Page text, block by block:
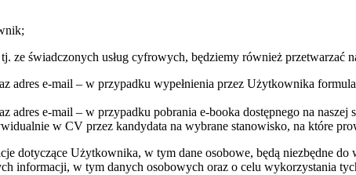
świadczonych usług cyfrowych, będziemy również przetwarzać
e-mail – w przypadku wypełnienia przez Użytkownika
e-mail – w przypadku pobrania e-booka dostępnego na naszej
w CV przez kandydata na wybrane stanowisko, na które
dotyczące Użytkownika, w tym dane osobowe, będą niezbędne do
informacji, w tym danych osobowych oraz o celu wykorzystania